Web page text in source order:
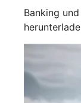
Banking